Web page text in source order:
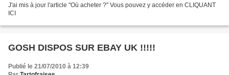
J'ai mis à jour l'article "Où acheter ?" Vous pouvez y accéder en CLIQUANT
ICI
GOSH DISPOS SUR EBAY UK !!!!!
Publié le 21/07/2010 à 12:39